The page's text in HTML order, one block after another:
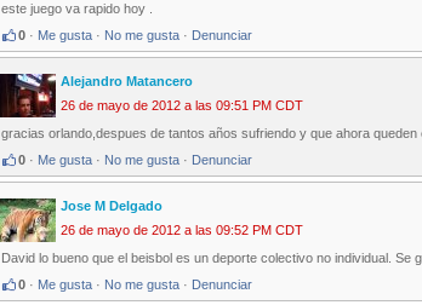
este juego va rapido hoy .
0 · Me gusta · No me gusta · Denunciar
Alejandro Matancero
26 de mayo de 2012 a las 09:51 PM CDT
gracias orlando,despues de tantos años sufriendo y que ahora
0 · Me gusta · No me gusta · Denunciar
Jose M Delgado
26 de mayo de 2012 a las 09:52 PM CDT
David lo bueno que el beisbol es un deporte colectivo no individual. Se
0 · Me gusta · No me gusta · Denunciar